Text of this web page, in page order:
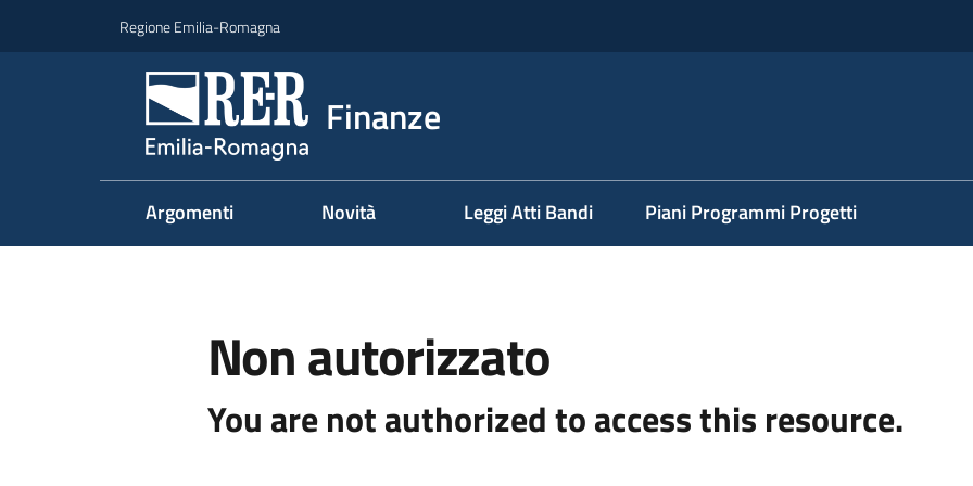
Regione Emilia-Romagna
Finanze
Argomenti Novità Leggi Atti Bandi Piani Programmi Progetti
Non autorizzato
You are not authorized to access this resource.